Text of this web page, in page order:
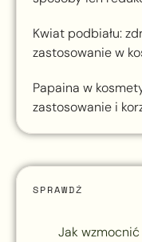
Kwiat podbiału:
zastosowanie w
Papaina w
zastosowanie i
SPRAWDŹ
Jak